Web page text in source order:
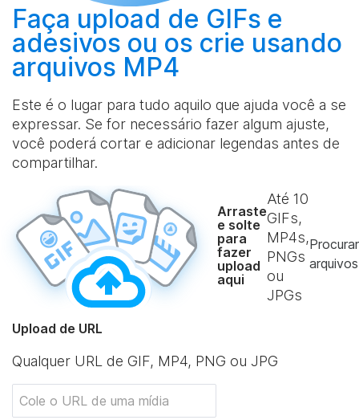
Faça upload de GIFs e
adesivos ou os crie usando
arquivos MP4
Este é o lugar para tudo aquilo que ajuda você a se
expressar. Se for necessário fazer algum ajuste,
você poderá cortar e adicionar legendas antes de
compartilhar.
Arraste
e solte
para
fazer
upload
aqui
Até 10
GIFs,
MP4s,
PNGs
ou
JPGs
Procurar
arquivos
Upload de URL
Qualquer URL de GIF, MP4, PNG ou JPG